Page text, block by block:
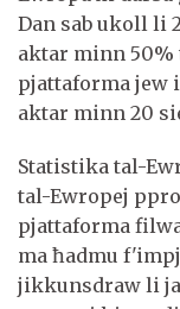
Dan sab ukoll li
aktar minn
pjattaforma
aktar minn 20
Statistika tal-
tal-Ewropej
pjattaforma
ma ħadmu
jikkunsdraw li